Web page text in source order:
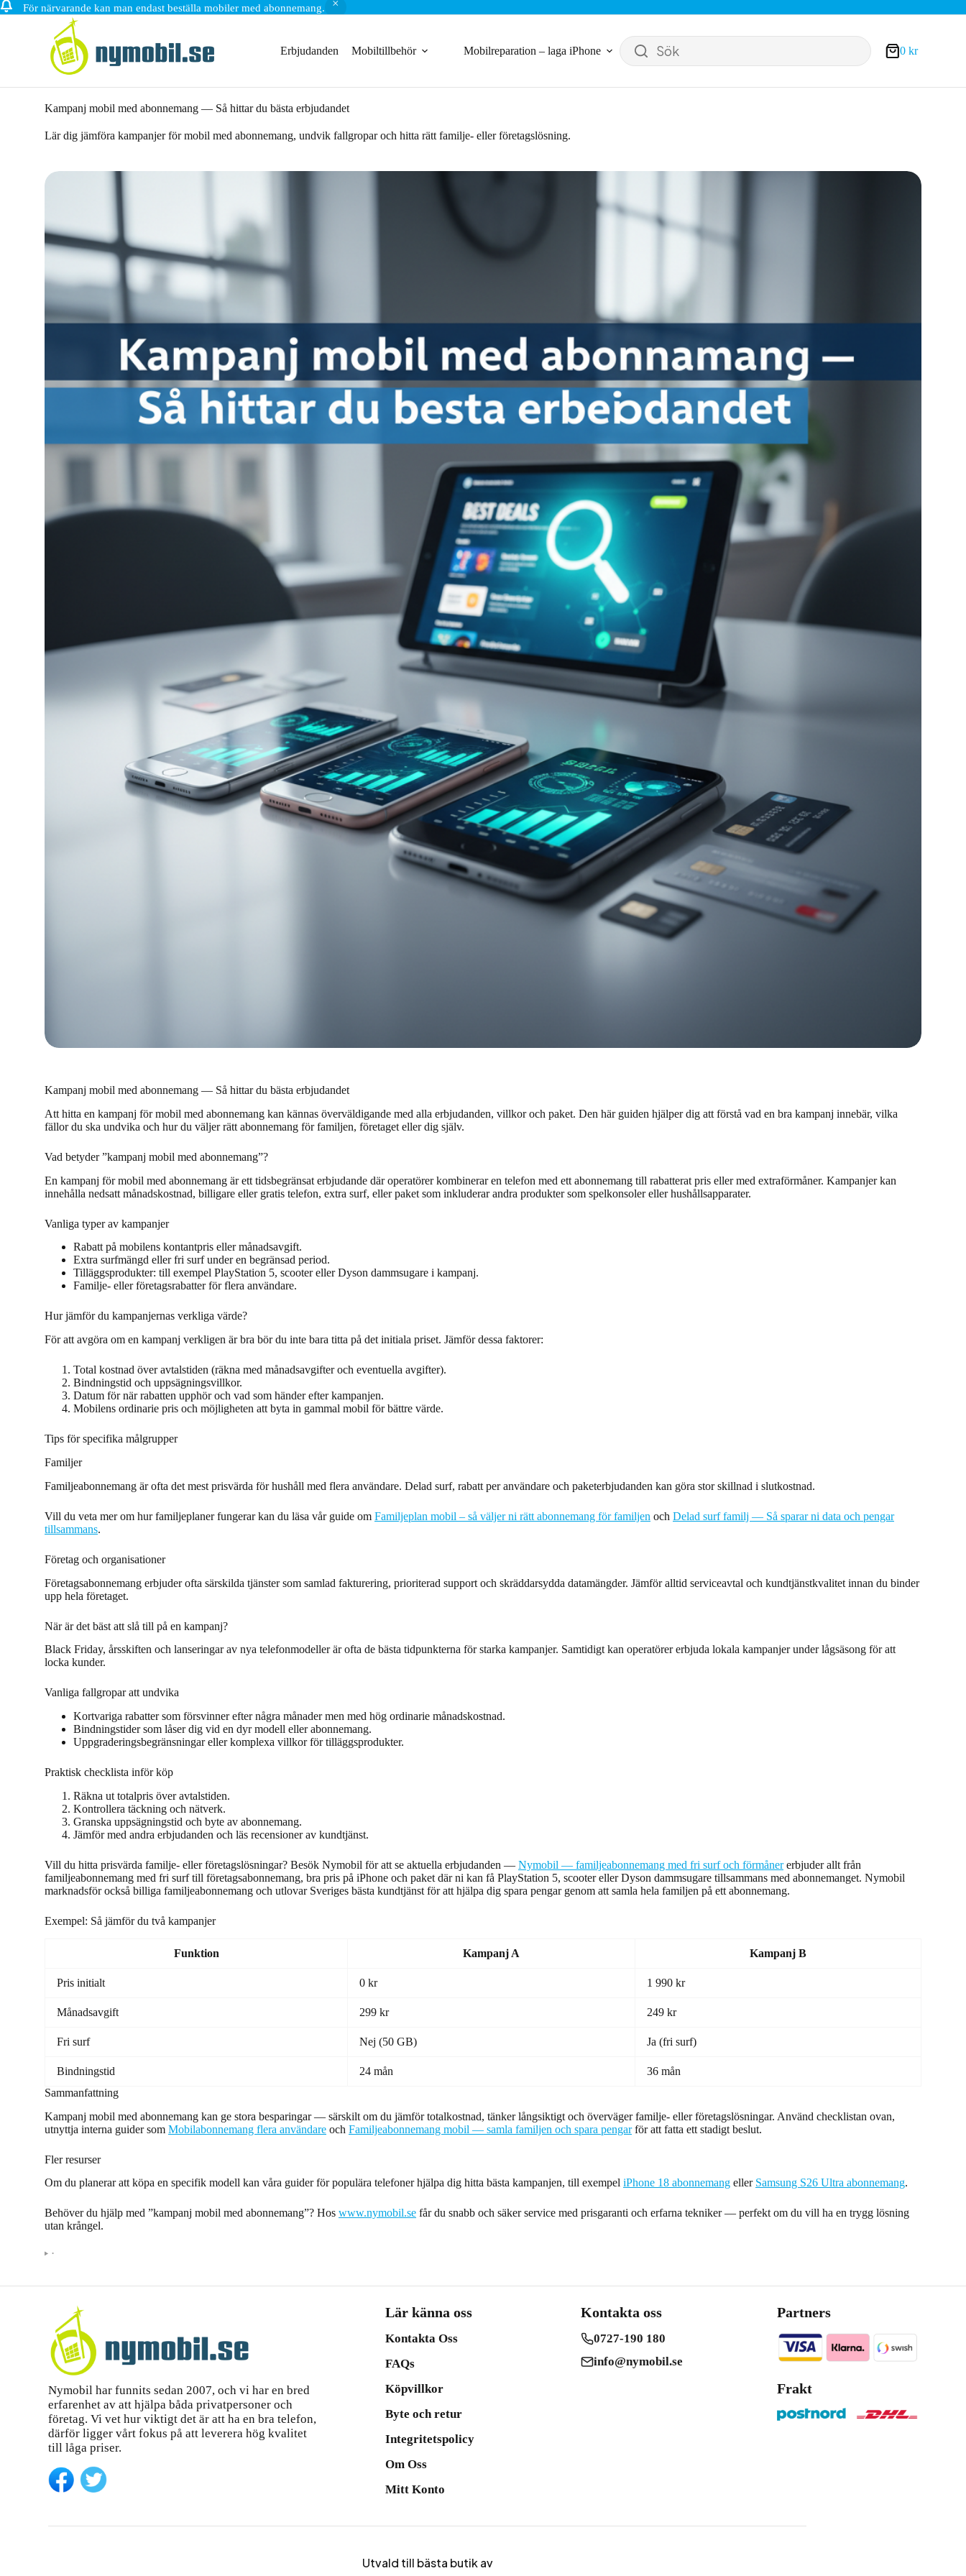
För närvarande kan man endast beställa mobiler med abonnemang.
Erbjudanden Mobiltillbehör Mobilreparation – laga iPhone Sök Varukorg
0 kr
Kampanj mobil med abonnemang — Så hittar du bästa erbjudandet
Lär dig jämföra kampanjer för mobil med abonnemang, undvik fallgropar och hitta rätt familje- eller företagslösning.
Kampanj mobil med abonnemang — Så hittar du bästa erbjudandet
Att hitta en kampanj för mobil med abonnemang kan kännas överväldigande med alla erbjudanden, villkor och paket. Den här guiden hjälper dig att förstå vad en bra kampanj innebär, vilka
fällor du ska undvika och hur du väljer rätt abonnemang för familjen, företaget eller dig själv.
Vad betyder ”kampanj mobil med abonnemang”?
En kampanj för mobil med abonnemang är ett tidsbegränsat erbjudande där operatörer kombinerar en telefon med ett abonnemang till rabatterat pris eller med extraförmåner. Kampanjer kan
innehålla nedsatt månadskostnad, billigare eller gratis telefon, extra surf, eller paket som inkluderar andra produkter som spelkonsoler eller hushållsapparater.
Vanliga typer av kampanjer
Rabatt på mobilens kontantpris eller månadsavgift.
Extra surfmängd eller fri surf under en begränsad period.
Tilläggsprodukter: till exempel PlayStation 5, scooter eller Dyson dammsugare i kampanj.
Familje- eller företagsrabatter för flera användare.
Hur jämför du kampanjernas verkliga värde?
För att avgöra om en kampanj verkligen är bra bör du inte bara titta på det initiala priset. Jämför dessa faktorer:
Total kostnad över avtalstiden (räkna med månadsavgifter och eventuella avgifter).
Bindningstid och uppsägningsvillkor.
Datum för när rabatten upphör och vad som händer efter kampanjen.
Mobilens ordinarie pris och möjligheten att byta in gammal mobil för bättre värde.
Tips för specifika målgrupper
Familjer
Familjeabonnemang är ofta det mest prisvärda för hushåll med flera användare. Delad surf, rabatt per användare och paketerbjudanden kan göra stor skillnad i slutkostnad.
Vill du veta mer om hur familjeplaner fungerar kan du läsa vår guide om Familjeplan mobil – så väljer ni rätt abonnemang för familjen och Delad surf familj — Så sparar ni data och pengar
tillsammans.
Företag och organisationer
Företagsabonnemang erbjuder ofta särskilda tjänster som samlad fakturering, prioriterad support och skräddarsydda datamängder. Jämför alltid serviceavtal och kundtjänstkvalitet innan du binder
upp hela företaget.
När är det bäst att slå till på en kampanj?
Black Friday, årsskiften och lanseringar av nya telefonmodeller är ofta de bästa tidpunkterna för starka kampanjer. Samtidigt kan operatörer erbjuda lokala kampanjer under lågsäsong för att
locka kunder.
Vanliga fallgropar att undvika
Kortvariga rabatter som försvinner efter några månader men med hög ordinarie månadskostnad.
Bindningstider som låser dig vid en dyr modell eller abonnemang.
Uppgraderingsbegränsningar eller komplexa villkor för tilläggsprodukter.
Praktisk checklista inför köp
Räkna ut totalpris över avtalstiden.
Kontrollera täckning och nätverk.
Granska uppsägningstid och byte av abonnemang.
Jämför med andra erbjudanden och läs recensioner av kundtjänst.
Vill du hitta prisvärda familje- eller företagslösningar? Besök Nymobil för att se aktuella erbjudanden — Nymobil — familjeabonnemang med fri surf och förmånererbjuder allt från
familjeabonnemang med fri surf till företagsabonnemang, bra pris på iPhone och paket där ni kan få PlayStation 5, scooter eller Dyson dammsugare tillsammans med abonnemanget. Nymobil
marknadsför också billiga familjeabonnemang och utlovar Sveriges bästa kundtjänst för att hjälpa dig spara pengar genom att samla hela familjen på ett abonnemang.
Exempel: Så jämför du två kampanjer
Funktion Kampanj A Kampanj B
Pris initialt 0 kr 1 990 kr
Månadsavgift 299 kr 249 kr
Fri surf Nej (50 GB) Ja (fri surf)
Bindningstid 24 mån
36 mån
Sammanfattning
Kampanj mobil med abonnemang kan ge stora besparingar — särskilt om du jämför totalkostnad, tänker långsiktigt och överväger familje- eller företagslösningar. Använd checklistan ovan,
utnyttja interna guider som Mobilabonnemang flera användare och Familjeabonnemang mobil — samla familjen och spara pengarför att fatta ett stadigt beslut.
Fler resurser
Om du planerar att köpa en specifik modell kan våra guider för populära telefoner hjälpa dig hitta bästa kampanjen, till exempel iPhone 18 abonnemang eller Samsung S26 Ultra abonnemang.
Behöver du hjälp med ”kampanj mobil med abonnemang”? Hos www.nymobil.se får du snabb och säker service med prisgaranti och erfarna tekniker — perfekt om du vill ha en trygg lösning
utan krångel.
•
Nymobil har funnits sedan 2007, och vi har en bred
erfarenhet av att hjälpa båda privatpersoner och
företag. Vi vet hur viktigt det är att ha en bra telefon,
därför ligger vårt fokus på att leverera hög kvalitet
till låga priser.
Lär känna oss
Kontakta Oss
FAQs
Köpvillkor
Byte och retur
Integritetspolicy
Om Oss
Mitt Konto
Kontakta oss
0727-190 180
info@nymobil.se
Partners
Frakt
Utvald till bästa butik av